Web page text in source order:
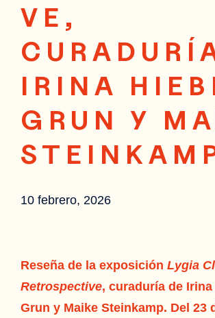
VE,
IRINA
GRUN Y
10 febrero, 2026
Reseña de la exposiciónLygia
Retrospective, curaduría de
Grun y Maike Steinkamp. Del23